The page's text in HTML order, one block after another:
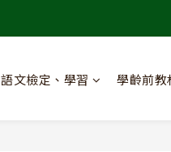
語文檢定、學習 學齡前教